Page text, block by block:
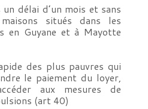
délai d’un mois et sans
situés dans les
en Guyane et à Mayotte
des plus pauvres qui
le paiement du loyer,
aux mesures de
(art 40)